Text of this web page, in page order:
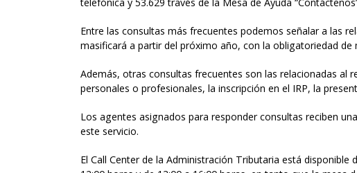
Entre las consultas más frecuentes podemos señalar a las
masificará a partir del próximo año, con la obligatoriedad
Además, otras consultas frecuentes son las relacionadas al
personales o profesionales, la inscripción en el IRP, la
Los agentes asignados para responder consultas reciben
este servicio.
El Call Center de la Administración Tributaria está